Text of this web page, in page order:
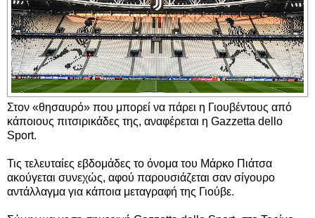
Στον «θησαυρό» που μπορεί να πάρει η Γιουβέντους από
κάποιους πιτσιρικάδες της, αναφέρεται η Gazzetta dello
Sport.
Τις τελευταίες εβδομάδες το όνομα του Μάρκο Πιάτσα
ακούγεται συνεχώς, αφού παρουσιάζεται σαν σίγουρο
αντάλλαγμα για κάποια μεταγραφή της Γιούβε.